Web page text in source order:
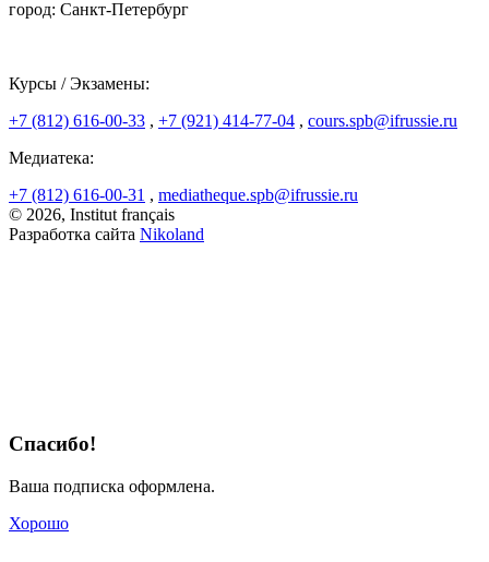
город: Санкт-Петербург
Курсы / Экзамены:
+7 (812) 616-00-33 , +7 (921) 414-77-04 , cours.spb@ifrussie.ru
Медиатека:
+7 (812) 616-00-31 , mediatheque.spb@ifrussie.ru
© 2026, Institut français
Разработка сайта Nikoland
Спасибо!
Ваша подписка оформлена.
Хорошо